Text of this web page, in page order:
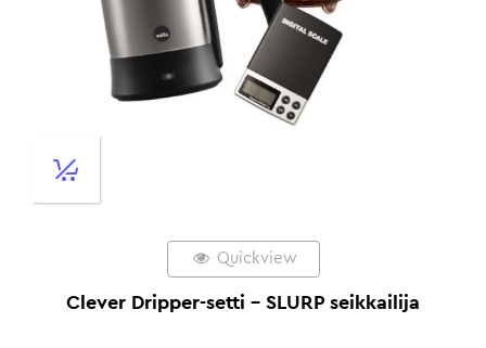
Quickview
Clever Dripper-setti – SLURP seikkailija